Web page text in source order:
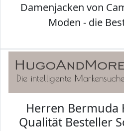
Damenjacken von
Moden - die
Herren Bermuda
Qualität Besteller